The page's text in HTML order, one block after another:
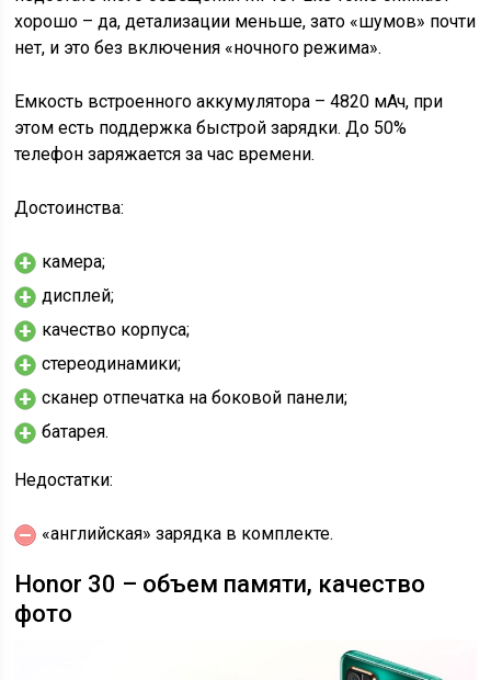
хорошо – да, детализации меньше, зато «шумов» почти
нет, и это без включения «ночного режима».
Емкость встроенного аккумулятора – 4820 мАч, при
этом есть поддержка быстрой зарядки. До 50%
телефон заряжается за час времени.
Достоинства:
камера;
дисплей;
качество корпуса;
стереодинамики;
сканер отпечатка на боковой панели;
батарея.
Недостатки:
«английская» зарядка в комплекте.
Honor 30 – объем памяти, качество
фото